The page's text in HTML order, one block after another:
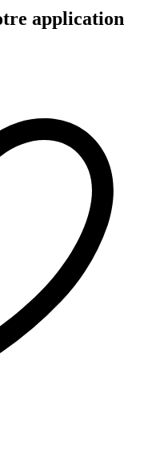
application